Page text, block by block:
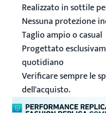
Realizzato in sottile
Nessuna protezione
Taglio ampio o casual
Progettato
quotidiano
Verificare sempre le
dell'acquisto.